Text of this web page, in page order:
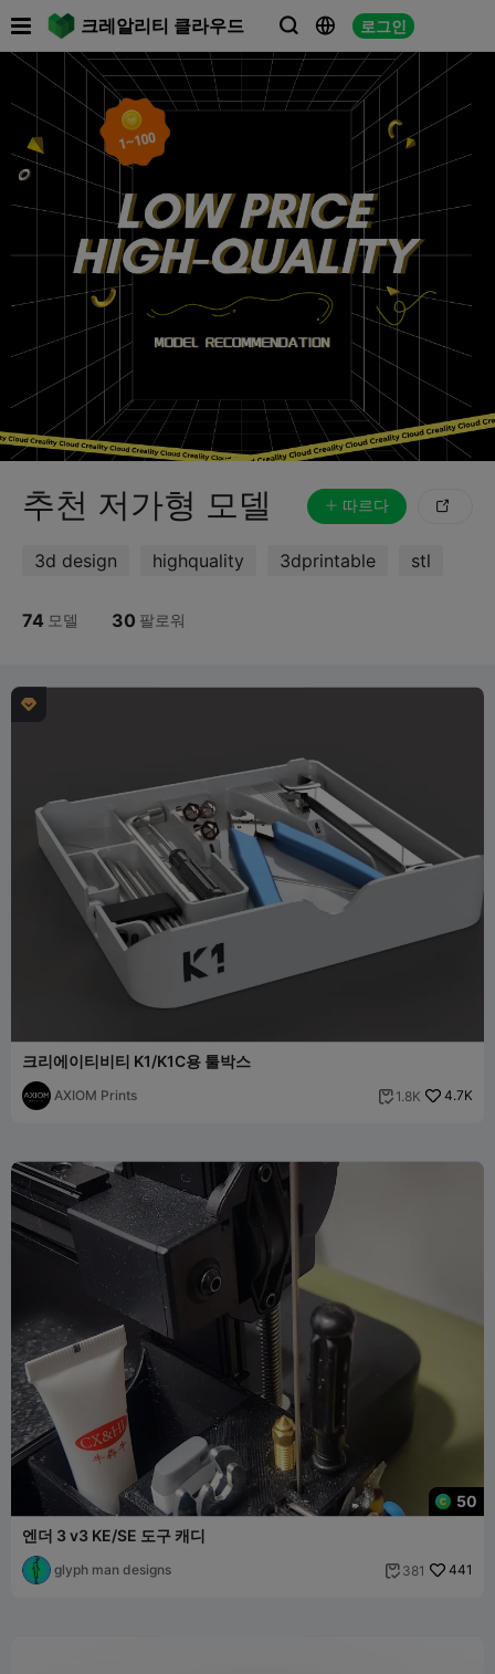
크레알리티 클라우드   로그인

추천 저가형 모델 따르다 
3d design highquality 3dprintable stl
74 모델 30 팔로워

크리에이티비티 K1/K1C용 툴박스
AXIOM Prints  1.8K 4.7K
50
엔더 3 v3 KE/SE 도구 캐디
glyph man designs  381 441